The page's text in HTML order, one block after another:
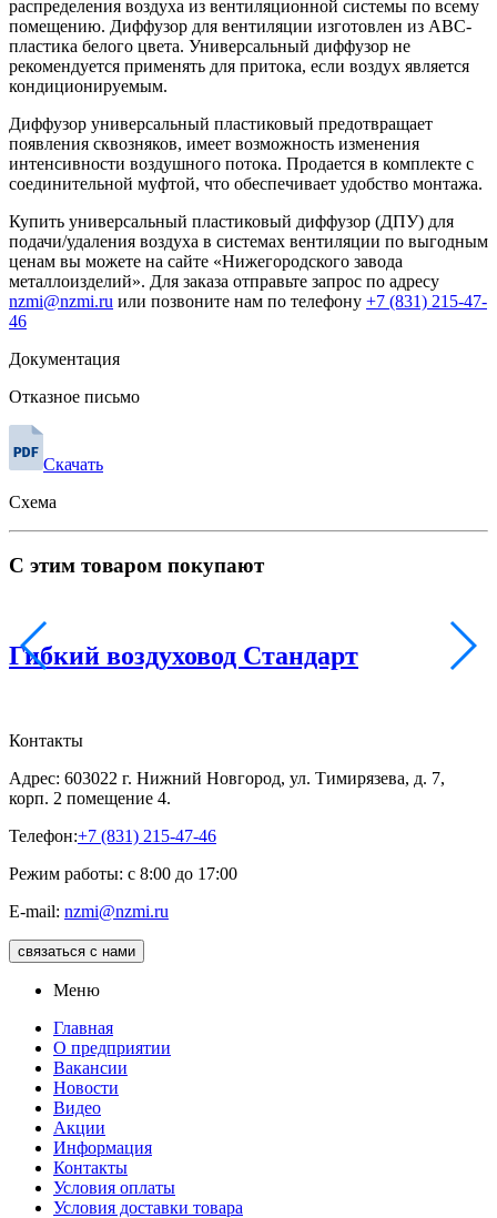
распределения воздуха из вентиляционной системы по всему
помещению. Диффузор для вентиляции изготовлен из АBС-
пластика белого цвета. Универсальный диффузор не
рекомендуется применять для притока, если воздух является
кондиционируемым.
Диффузор универсальный пластиковый предотвращает
появления сквозняков, имеет возможность изменения
интенсивности воздушного потока. Продается в комплекте с
соединительной муфтой, что обеспечивает удобство монтажа.
Купить универсальный пластиковый диффузор (ДПУ) для
подачи/удаления воздуха в системах вентиляции по выгодным
ценам вы можете на сайте «Нижегородского завода
металлоизделий». Для заказа отправьте запрос по адресу
nzmi@nzmi.ru или позвоните нам по телефону +7 (831) 215-47-
46
Документация
Отказное письмо
Скачать
Схема
С этим товаром покупают
Гибкий воздуховод Стандарт
Контакты
Адрес: 603022 г. Нижний Новгород, ул. Тимирязева, д. 7,
корп. 2 помещение 4.
Телефон:+7 (831) 215-47-46
Режим работы: с 8:00 до 17:00
E-mail: nzmi@nzmi.ru
связаться с нами
Меню
Главная
О предприятии
Вакансии
Новости
Видео
Акции
Информация
Контакты
Условия оплаты
Условия доставки товара